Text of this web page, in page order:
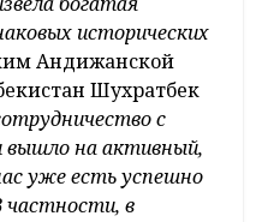
исторических
Андижанской
Шухратбек
с
вышло на активный,
уже есть успешно
в